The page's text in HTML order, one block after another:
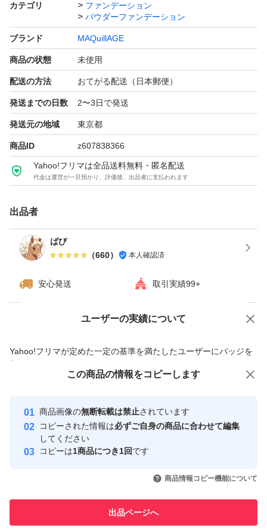
カテゴリ
ファンデーション
パウダーファンデーション
ブランド MAQuillAGE
商品の状態 未使用
配送の方法 おてがる配送（日本郵便）
発送までの日数 2〜3日で発送
発送元の地域 東京都
商品ID z607838366
Yahoo!フリマは全品送料無料・匿名配送
代金は運営が一旦預かり、評価後、出品者に支払われます
出品者
ばび
（660） 本人確認済
安心発送 取引実績99+
ユーザーの実績について
Yahoo!フリマが定めた一定の基準を満たしたユーザーにバッジを
付与しています
安心取引出品者
心・安全なユーザーです
取引実績
引を完了させた実績があります
での取引実績があります
価格の相談 商品への質問
この商品の情報をコピーします
商品画像の無断転載は禁止されています
コピーされた情報は必ずご自身の商品に合わせて編集
してください
コピーは1商品につき1回です
商品情報コピー機能について
出品ページへ
この商品をみている人にオススメ